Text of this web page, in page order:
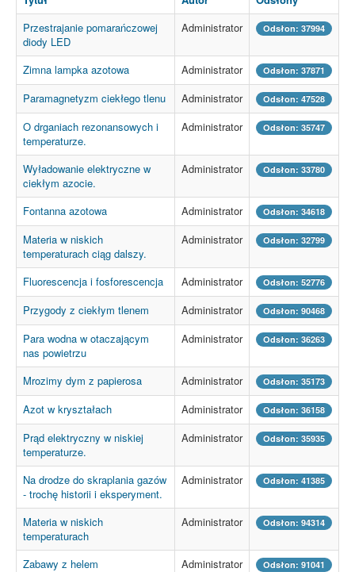
Przestrajanie pomarańczowej
diody LED
Administrator Odsłon: 37994
Zimna lampka azotowa Administrator Odsłon: 37871
Paramagnetyzm ciekłego tlenu Administrator Odsłon: 47528
O drganiach rezonansowych i
temperaturze.
Administrator Odsłon: 35747
Wyładowanie elektryczne w
ciekłym azocie.
Administrator Odsłon: 33780
Fontanna azotowa Administrator Odsłon: 34618
Materia w niskich
temperaturach ciąg dalszy.
Administrator Odsłon: 32799
Fluorescencja i fosforescencja Administrator Odsłon: 52776
Przygody z ciekłym tlenem Administrator Odsłon: 90468
Para wodna w otaczającym
nas powietrzu
Administrator Odsłon: 36263
Mrozimy dym z papierosa Administrator Odsłon: 35173
Azot w kryształach Administrator Odsłon: 36158
Prąd elektryczny w niskiej
temperaturze.
Administrator Odsłon: 35935
Na drodze do skraplania gazów
- trochę historii i eksperyment.
Administrator Odsłon: 41385
Materia w niskich
temperaturach
Administrator Odsłon: 94314
Zabawy z helem Administrator Odsłon: 91041